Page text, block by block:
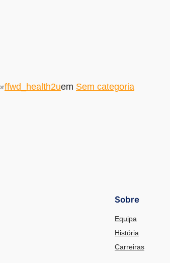
ffwd_health2uem Sem categoria
Sobre
Equipa
História
Carreiras